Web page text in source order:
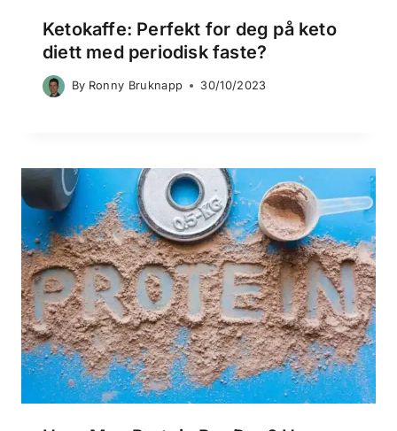
Ketokaffe: Perfekt for deg på keto
diett med periodisk faste?
By Ronny Bruknapp 30/10/2023